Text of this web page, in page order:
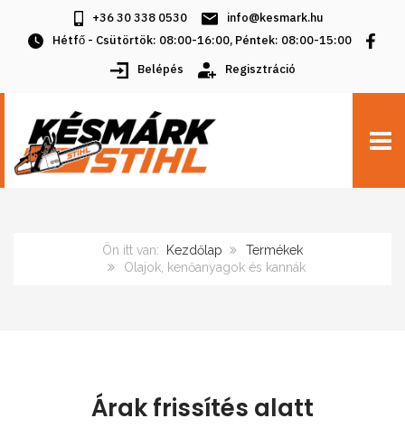
+36 30 338 0530
info@kesmark.hu
Hétfő - Csütörtök: 08:00-16:00, Péntek: 08:00-15:00
Belépés
Regisztráció
Ön itt van: Kezdőlap
Termékek
Olajok, kenőanyagok és kannák
Árak frissítés alatt